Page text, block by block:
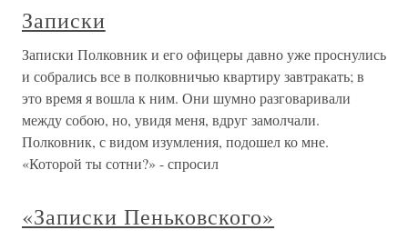
Записки
Записки Полковник и его офицеры давно уже проснулись
и собрались все в полковничью квартиру завтракать; в
это время я вошла к ним. Они шумно разговаривали
между собою, но, увидя меня, вдруг замолчали.
Полковник, с видом изумления, подошел ко мне.
«Которой ты сотни?» - спросил
«Записки Пеньковского»